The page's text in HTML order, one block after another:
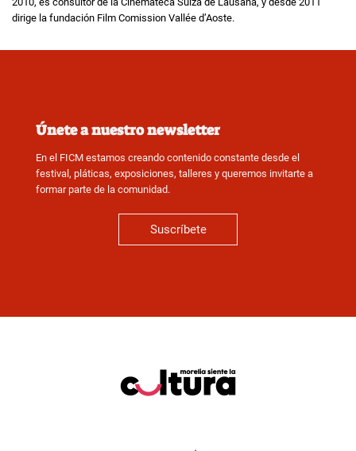
dirige la fundación Film Comission Vallée d’Aoste.
Únete a nuestro newsletter
En el FICM estamos creando contenido constante desde el
festival, pláticas, exposiciones, talleres y queremos invitarte a
formar parte de la comunidad.
Suscríbete